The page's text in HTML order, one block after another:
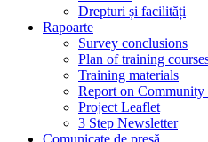
Drepturi și facilități
Rapoarte
Survey conclusions
Plan of training
Training materials
Report on Community
Project Leaflet
3 Step Newsletter
Comunicate de presă